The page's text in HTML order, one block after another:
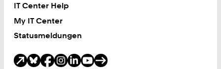
IT Center Help
My IT Center
Statusmeldungen
Soziale Medien